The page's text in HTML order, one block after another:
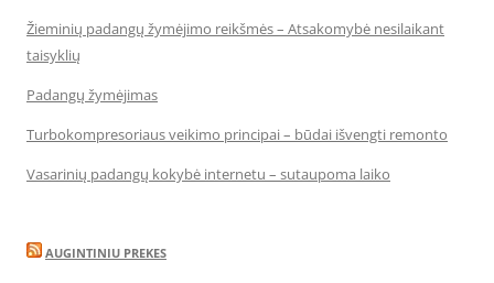
Žieminių padangų žymėjimo reikšmės – Atsakomybė nesilaikant
taisyklių
Padangų žymėjimas
Turbokompresoriaus veikimo principai – būdai išvengti remonto
Vasarinių padangų kokybė internetu – sutaupoma laiko
AUGINTINIU PREKES